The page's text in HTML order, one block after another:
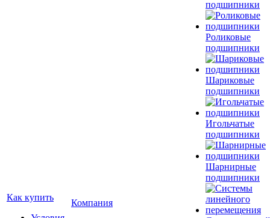
Как купить
Компания
подшипники
Роликовые
подшипники
Шариковые
подшипники
Игольчатые
подшипники
Шарнирные
подшипники